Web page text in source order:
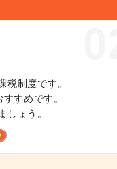
税制度です。
すめです。
しょう。